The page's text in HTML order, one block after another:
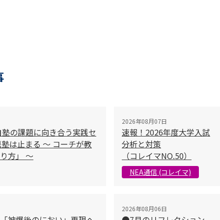
の課題に向き合う実践セ
は止まる 〜 コーチが教
方」 〜
2026年08月07日
速報！2026年度大学入試
分析と対策
（コレイマNO.50）
NEA通信 (コレイマ)
2026年08月06日